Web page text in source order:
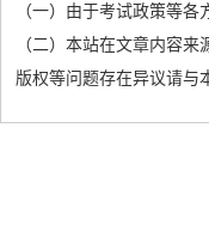
（一）由于考试政策等
（二）本站在文章内容
版权等问题存在异议请与